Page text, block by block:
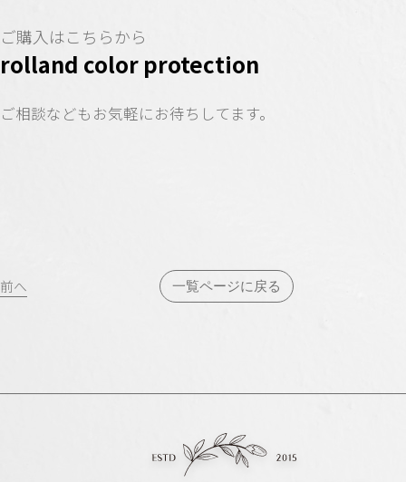
ご購入はこちらから
rolland color protection
ご相談などもお気軽にお待ちしてます。
投
前へ 一覧ページに戻る